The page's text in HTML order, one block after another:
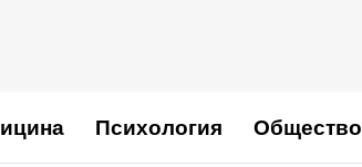
Психология Общество